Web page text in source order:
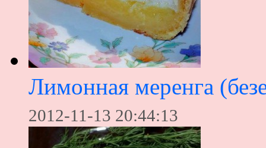
Лимонная меренга
2012-11-13 20:44:13